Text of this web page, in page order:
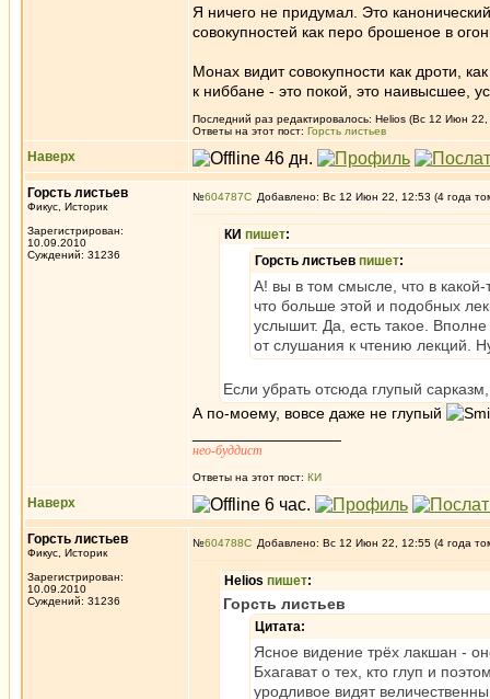
Я ничего не придумал. Это
совокупностей как перо брошеное в
Монах видит совокупности как дроти,
к ниббане - это покой, это наивысшее,
Последний раз редактировалось: Helios (Вс 12 Июн 22,
Ответы на этот пост: Горсть листьев
Наверх
Горсть листьев
Фикус, Историк
Зарегистрирован:
10.09.2010
Суждений: 31236
№604787 Добавлено: Вс 12 Июн 22, 12:53 (4 года
КИ пишет:
Горсть листьев пишет:
А! вы в том смысле, что в
что больше этой и подобных
услышит. Да, есть такое.
от слушания к чтению лекций.
Если убрать отсюда глупый сарказм,
А по-моему, вовсе даже не глупый
нео-буддист
Ответы на этот пост: КИ
Наверх
Горсть листьев
Фикус, Историк
Зарегистрирован:
10.09.2010
Суждений: 31236
№604788 Добавлено: Вс 12 Июн 22, 12:55 (4 года
Helios пишет:
Горсть листьев
Цитата:
Ясное видение трёх лакшан -
Бхагават о тех, кто глуп и
уродливое видят